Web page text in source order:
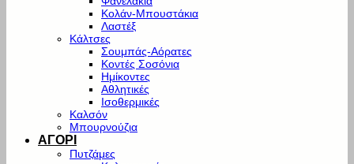
Κολάν-Μπουστάκια
Λαστέξ
Κάλτσες
Σουμπάς-Αόρατες
Κοντές Σοσόνια
Ημίκοντες
Αθλητικές
Ισοθερμικές
Καλσόν
Μπουρνούζια
ΑΓΟΡΙ
Πυτζάμες